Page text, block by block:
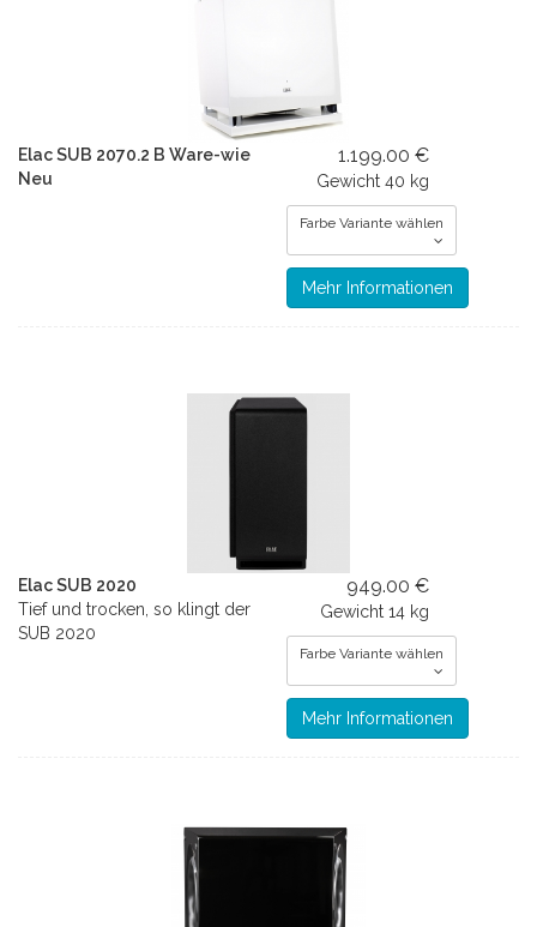
Elac SUB 2070.2 B Ware-wie
Neu
1.199.00 €
Gewicht 40 kg
Farbe Variante wählen
Mehr Informationen
Elac SUB 2020
Tief und trocken, so klingt der
SUB 2020
949.00 €
Gewicht 14 kg
Farbe Variante wählen
Mehr Informationen